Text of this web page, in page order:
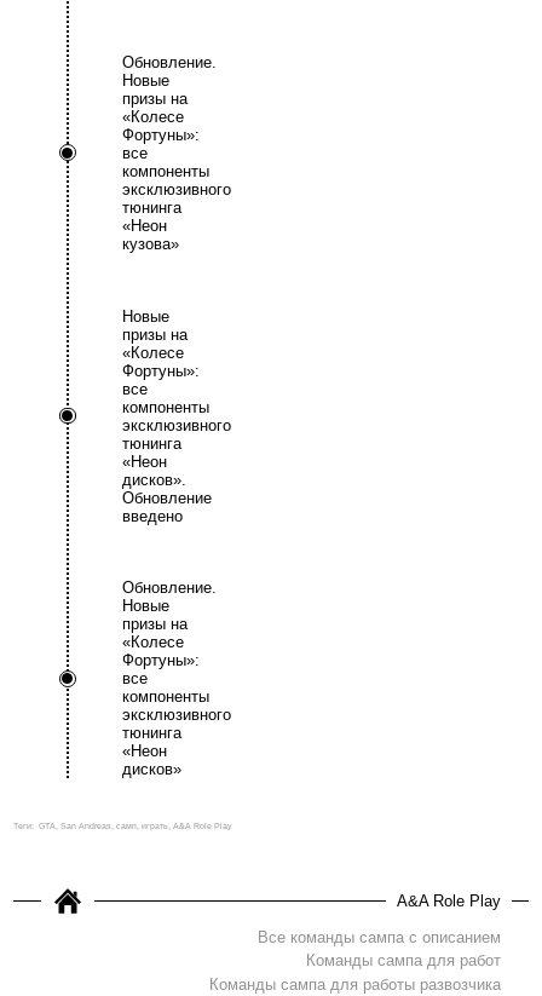
Обновление.
Новые
призы на
«Колесе
Фортуны»:
все
компоненты
эксклюзивного
тюнинга
«Неон
кузова»
Новые
призы на
«Колесе
Фортуны»:
все
компоненты
эксклюзивного
тюнинга
«Неон
дисков».
Обновление
введено
Обновление.
Новые
призы на
«Колесе
Фортуны»:
все
компоненты
эксклюзивного
тюнинга
«Неон
дисков»
Теги: GTA, San Andreas, самп, играть, A&A Role Play
A&A Role Play
Все команды сампа с описанием
Команды сампа для работ
Команды сампа для работы развозчика